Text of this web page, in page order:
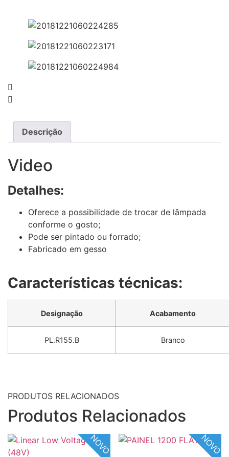
Descrição
Video
Detalhes:
Oferece a possibilidade de trocar de lâmpada
conforme o gosto;
Pode ser pintado ou forrado;
Fabricado em gesso
Características técnicas:
Designação Acabamento
PL.R155.B Branco
PRODUTOS RELACIONADOS
Produtos Relacionados
NOVO NOVO